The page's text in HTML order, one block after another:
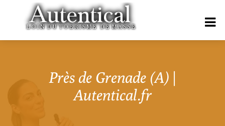
Près de Grenade (A) |
Autentical.fr